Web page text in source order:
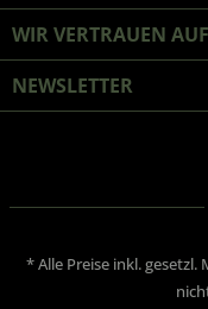
WIR VERTRAUEN AUF
NEWSLETTER
* Alle Preise inkl. gesetzl.